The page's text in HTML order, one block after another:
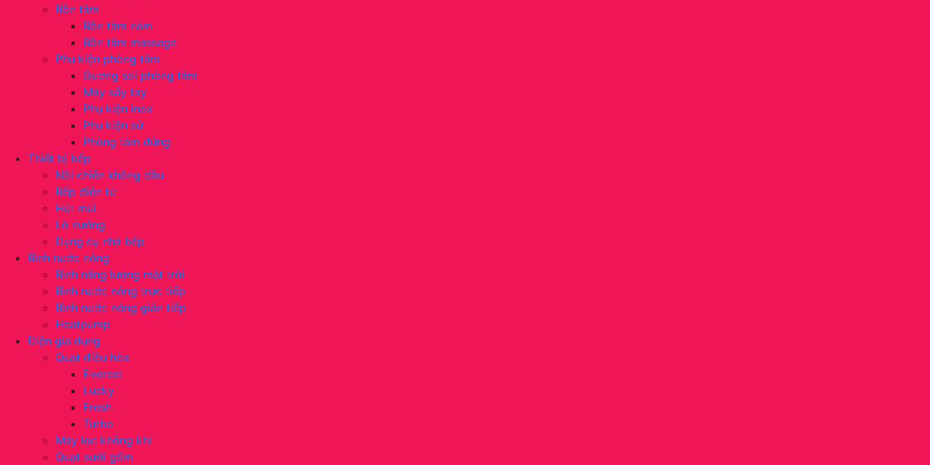
Bồn tắm
Bồn tắm nằm
Bồn tắm massage
Phụ kiện phòng tắm
Gương soi phòng tắm
Máy sấy tay
Phụ kiện inox
Phụ kiện sứ
Phòng tắm đứng
Thiết bị bếp
Nồi chiên không dầu
Bếp điện từ
Hút mùi
Lò nướng
Dụng cụ nhà bếp
Bình nước nóng
Bình năng lượng mặt trời
Bình nước nóng trực tiếp
Bình nước nóng gián tiếp
Heatpump
Điện gia dụng
Quạt điều hòa
Everest
Lucky
Fresh
Turbo
Máy lọc không khí
Quạt sưởi gốm